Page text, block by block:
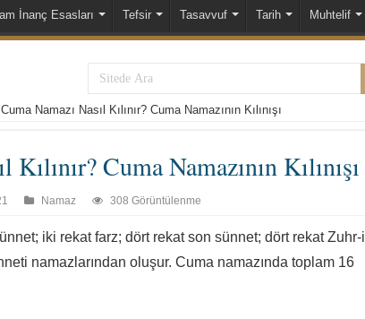
İnanç Esasları Tefsir Tasavvuf Tarih Muhtelif
Cuma Namazı Nasıl Kılınır? Cuma Namazının Kılınışı
Kılınır? Cuma Namazının Kılınışı
Namaz 308 Görüntülenme
iki rekat farz; dört rekat son sünnet; dört rekat Zuhr-i
namazlarından oluşur. Cuma namazında toplam 16